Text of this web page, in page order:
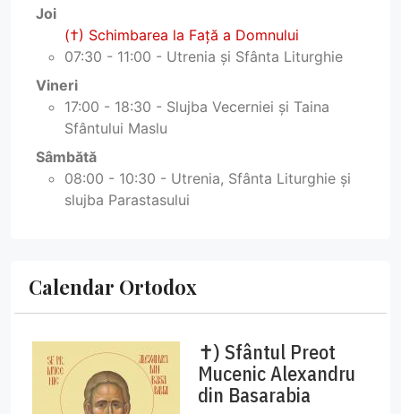
Joi
(†) Schimbarea la Faţă a Domnului
07:30 - 11:00 - Utrenia și Sfânta Liturghie
Vineri
17:00 - 18:30 - Slujba Vecerniei și Taina
Sfântului Maslu
Sâmbătă
08:00 - 10:30 - Utrenia, Sfânta Liturghie și
slujba Parastasului
Calendar Ortodox
✝) Sfântul Preot
Mucenic Alexandru
din Basarabia